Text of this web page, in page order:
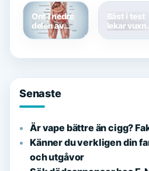
– Tidslinje
och råd
eller
fiktion?
Ont i nedre
delen av
magen och
Bäst i test
lekar
Senaste
Är vape bättre än cigg?
Känner du verkligen din
och utgåvor